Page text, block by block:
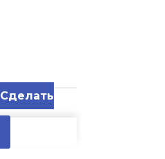
Сделать